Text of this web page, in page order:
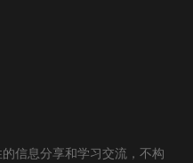
信息分享和学习交流，不构